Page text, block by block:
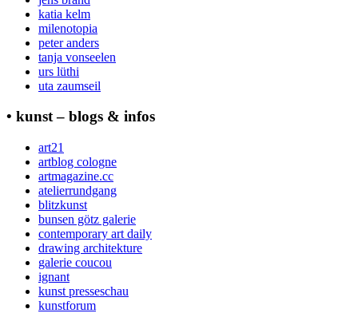
katia kelm
milenotopia
peter anders
tanja vonseelen
urs lüthi
uta zaumseil
• kunst – blogs & infos
art21
artblog cologne
artmagazine.cc
atelierrundgang
blitzkunst
bunsen götz galerie
contemporary art daily
drawing architekture
galerie coucou
ignant
kunst presseschau
kunstforum